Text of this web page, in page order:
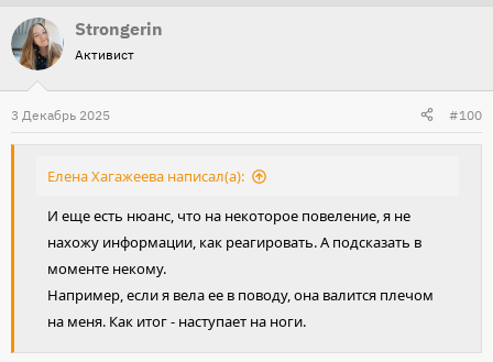
остановилась и пошла назад - тут же должен пойти
назад, и т.д. Занималась в руках, используя идеи от
Amelia Newcomb. Смотрела много видео от Featherlight
Academy и тоже использовала идеи.
На корде вначале вообще ничего не получалось - типа я
прошу начать движение, он стоит смотрит в другую
сторону.
виду? Я бы начала с того, что попыталась добиться
движения вперёд при лёгком контакте, типа такое
давление, как когда ведёшь за руку маленького ребёнка.
За каждый даже супер маленький успех - супер много
Strongerin
Активист
3 Декабрь 2025 #100
Елена Хагажеева написал(а):
И еще есть нюанс, что на некоторое повеление, я не
нахожу информации, как реагировать. А подсказать в
моменте некому.
Например, если я вела ее в поводу, она валится плечом
на меня. Как итог - наступает на ноги.